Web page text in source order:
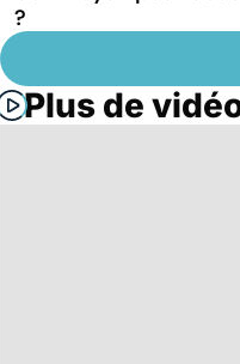
?
Plus de